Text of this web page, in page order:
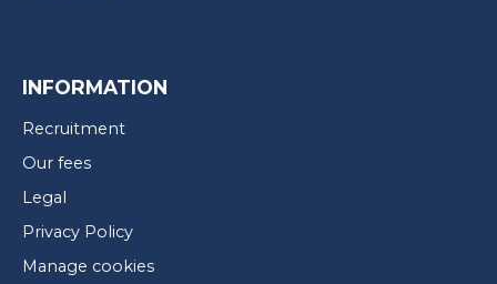
INFORMATION
Recruitment
Our fees
Legal
Privacy Policy
Manage cookies